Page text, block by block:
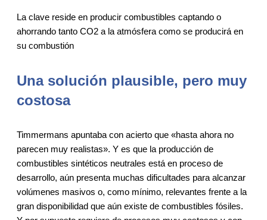
La clave reside en producir combustibles captando o
ahorrando tanto CO2 a la atmósfera como se producirá en
su combustión
Una solución plausible, pero muy
costosa
Timmermans apuntaba con acierto que «hasta ahora no
parecen muy realistas». Y es que la producción de
combustibles sintéticos neutrales está en proceso de
desarrollo, aún presenta muchas dificultades para alcanzar
volúmenes masivos o, como mínimo, relevantes frente a la
gran disponibilidad que aún existe de combustibles fósiles.